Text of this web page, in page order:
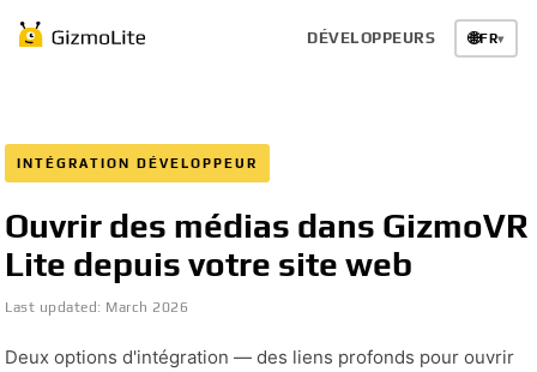
DÉVELOPPEURS 🌐FR▾
INTÉGRATION DÉVELOPPEUR
Ouvrir des médias dans GizmoVR
Lite depuis votre site web
Last updated: March 2026
Deux options d'intégration — des liens profonds pour ouvrir